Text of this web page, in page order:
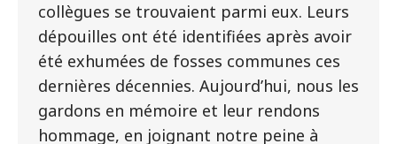
collègues se trouvaient parmi eux. Leurs
dépouilles ont été identifiées après avoir
été exhumées de fosses communes ces
dernières décennies. Aujourd’hui, nous les
gardons en mémoire et leur rendons
hommage, en joignant notre peine à